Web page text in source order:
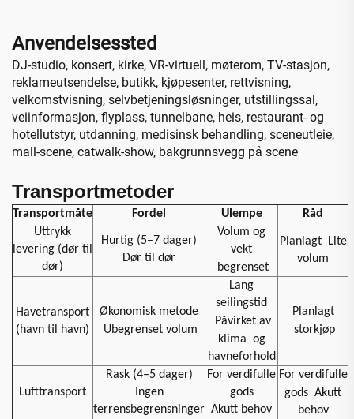
Anvendelsessted
DJ-studio, konsert, kirke, VR-virtuell, møterom, TV-stasjon,
reklameutsendelse, butikk, kjøpesenter, rettvisning,
velkomstvisning, selvbetjeningsløsninger, utstillingssal,
veiinformasjon, flyplass, tunnelbane, heis, restaurant- og
hotellutstyr, utdanning, medisinsk behandling, sceneutleie,
mall-scene, catwalk-show, bakgrunnsvegg på scene
Transportmetoder
Transportmåte Fordel Ulempe
Råd
Uttrykk
levering (dør til
dør)
Hurtig (5–7 dager)
Dør til dør
Volum og
vekt
begrenset
Planlagt
Lite
volum
Havetransport
(havn til havn)
Økonomisk metode
Ubegrenset volum
Lang
seilingstid
Påvirket av
klima og
havneforhold
Planlagt
storkjøp
Lufttransport
Rask (4–5 dager)
Ingen
terrensbegrensninger
For verdifulle
gods
Akutt behov
For verdifulle
gods Akutt
behov